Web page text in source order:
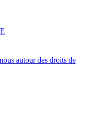
autour des droits de